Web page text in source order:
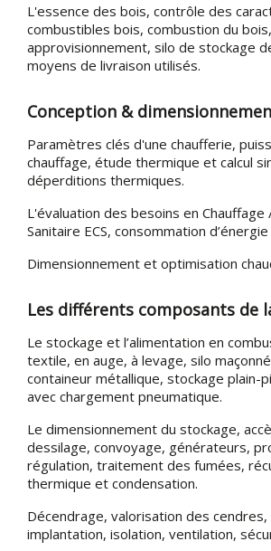
L'essence des bois, contrôle des
combustibles bois, combustion du bois,
approvisionnement, silo de stockage
moyens de livraison utilisés.
Conception &
Paramètres clés d'une chaufferie,
chauffage, étude thermique et calcul
déperditions thermiques.
L'évaluation des besoins en Chauffage
Sanitaire ECS, consommation
Dimensionnement et optimisation
Les différents composants de
Le stockage et l’alimentation en
textile, en auge, à levage, silo
containeur métallique, stockage plain-
avec chargement pneumatique.
Le dimensionnement du stockage,
dessilage, convoyage, générateurs,
régulation, traitement des fumées,
thermique et condensation.
Décendrage, valorisation des cendres,
implantation, isolation, ventilation,